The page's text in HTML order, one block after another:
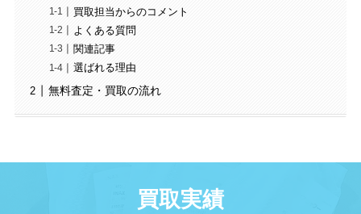
買取担当からのコメント
よくある質問
関連記事
選ばれる理由
無料査定・買取の流れ
買取実績